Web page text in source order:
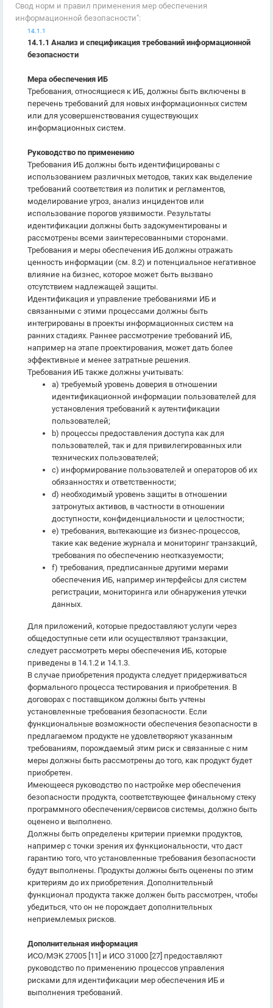
Свод норм и правил применения мер обеспечения
информационной безопасности":
14.1.1
14.1.1 Анализ и спецификация требований информационной
безопасности
Мера обеспечения ИБ
Требования, относящиеся к ИБ, должны быть включены в
перечень требований для новых информационных систем
или для усовершенствования существующих
информационных систем.
Руководство по применению
Требования ИБ должны быть идентифицированы с
использованием различных методов, таких как выделение
требований соответствия из политик и регламентов,
моделирование угроз, анализ инцидентов или
использование порогов уязвимости. Результаты
идентификации должны быть задокументированы и
рассмотрены всеми заинтересованными сторонами.
Требования и меры обеспечения ИБ должны отражать
ценность информации (см. 8.2) и потенциальное негативное
влияние на бизнес, которое может быть вызвано
отсутствием надлежащей защиты.
Идентификация и управление требованиями ИБ и
связанными с этими процессами должны быть
интегрированы в проекты информационных систем на
ранних стадиях. Раннее рассмотрение требований ИБ,
например на этапе проектирования, может дать более
эффективные и менее затратные решения.
Требования ИБ также должны учитывать:
a) требуемый уровень доверия в отношении
идентификационной информации пользователей для
установления требований к аутентификации
пользователей;
b) процессы предоставления доступа как для
пользователей, так и для привилегированных или
технических пользователей;
c) информирование пользователей и операторов об их
обязанностях и ответственности;
d) необходимый уровень защиты в отношении
затронутых активов, в частности в отношении
доступности, конфиденциальности и целостности;
e) требования, вытекающие из бизнес-процессов,
такие как ведение журнала и мониторинг транзакций,
требования по обеспечению неотказуемости;
f) требования, предписанные другими мерами
обеспечения ИБ, например интерфейсы для систем
регистрации, мониторинга или обнаружения утечки
данных.
Для приложений, которые предоставляют услуги через
общедоступные сети или осуществляют транзакции,
следует рассмотреть меры обеспечения ИБ, которые
приведены в 14.1.2 и 14.1.3.
В случае приобретения продукта следует придерживаться
формального процесса тестирования и приобретения. В
договорах с поставщиком должны быть учтены
установленные требования безопасности. Если
функциональные возможности обеспечения безопасности в
предлагаемом продукте не удовлетворяют указанным
требованиям, порождаемый этим риск и связанные с ним
меры должны быть рассмотрены до того, как продукт будет
приобретен.
Имеющееся руководство по настройке мер обеспечения
безопасности продукта, соответствующее финальному стеку
программного обеспечения/сервисов системы, должно быть
оценено и выполнено.
Должны быть определены критерии приемки продуктов,
например с точки зрения их функциональности, что даст
гарантию того, что установленные требования безопасности
будут выполнены. Продукты должны быть оценены по этим
критериям до их приобретения. Дополнительный
функционал продукта также должен быть рассмотрен, чтобы
убедиться, что он не порождает дополнительных
неприемлемых рисков.
Дополнительная информация
ИСО/МЭК 27005 [11] и ИСО 31000 [27] предоставляют
руководство по применению процессов управления
рисками для идентификации мер обеспечения ИБ и
выполнения требований.